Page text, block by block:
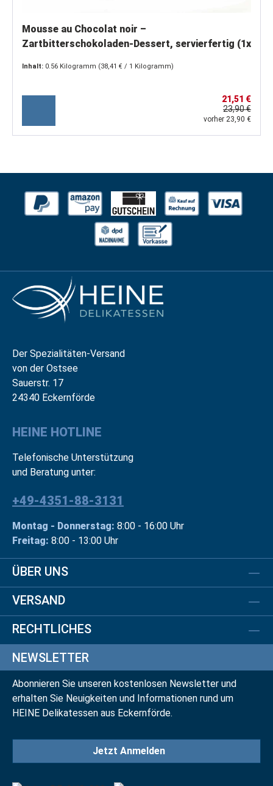
Mousse au Chocolat noir –
Zartbitterschokoladen-Dessert, servierfertig (1x
Inhalt: 0.56 Kilogramm (38,41 € / 1 Kilogramm)
21,51 €
23,90 €
vorher 23,90 €
Der Spezialitäten-Versand
von der Ostsee
Sauerstr. 17
24340 Eckernförde
HEINE HOTLINE
Telefonische Unterstützung
und Beratung unter:
+49-4351-88-3131
Montag - Donnerstag: 8:00 - 16:00 Uhr
Freitag: 8:00 - 13:00 Uhr
ÜBER UNS
VERSAND
RECHTLICHES
NEWSLETTER
Abonnieren Sie unseren kostenlosen Newsletter und
erhalten Sie Neuigkeiten und Informationen rund um
HEINE Delikatessen aus Eckernförde.
Jetzt Anmelden